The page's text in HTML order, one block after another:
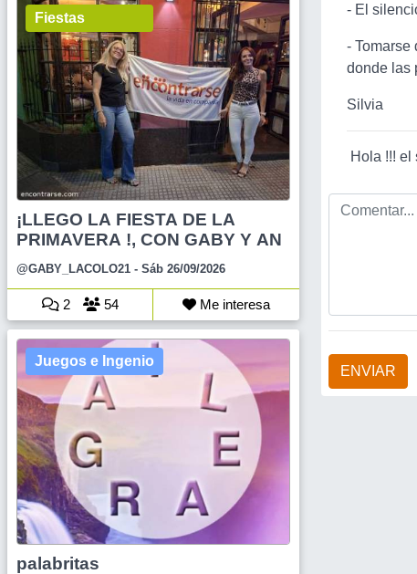
Fiestas
¡LLEGO LA FIESTA DE LA
PRIMAVERA !, CON GABY Y AN
@GABY_LACOLO21 - Sáb 26/09/2026
2 54 Me interesa
Juegos e Ingenio
palabritas
- El
-
donde las
Silvia
Hola !!! el
ENVIAR